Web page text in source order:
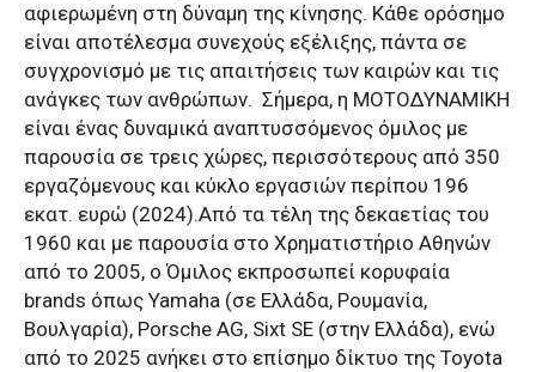
αφιερωμένη στη δύναμη της κίνησης. Κάθε ορόσημο
είναι αποτέλεσμα συνεχούς εξέλιξης, πάντα σε
συγχρονισμό με τις απαιτήσεις των καιρών και τις
ανάγκες των ανθρώπων. Σήμερα, η ΜΟΤΟΔΥΝΑΜΙΚΗ
είναι ένας δυναμικά αναπτυσσόμενος όμιλος με
παρουσία σε τρεις χώρες, περισσότερους από 350
εργαζόμενους και κύκλο εργασιών περίπου 196
εκατ. ευρώ (2024).Από τα τέλη της δεκαετίας του
1960 και με παρουσία στο Χρηματιστήριο Αθηνών
από το 2005, ο Όμιλος εκπροσωπεί κορυφαία
brands όπως Yamaha (σε Ελλάδα, Ρουμανία,
Βουλγαρία), Porsche AG, Sixt SE (στην Ελλάδα), ενώ
από το 2025 ανήκει στο επίσημο δίκτυο της Toyota